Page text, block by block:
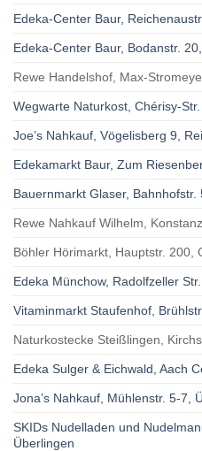
Edeka-Center Baur,
Edeka-Center Baur, Bodanstr.
Rewe Handelshof, Max-
Wegwarte Naturkost, Chérisy-
Joe’s Nahkauf, Vögelisberg 9,
Edekamarkt Baur, Zum
Bauernmarkt Glaser, Bahnhofstr.
Rewe Nahkauf Wilhelm,
Böhler Hörimarkt, Hauptstr. 200,
Edeka Münchow, Radolfzeller
Vitaminmarkt Staufenhof,
Naturkostecke Steißlingen,
Edeka Sulger & Eichwald, Aach
Jona’s Nahkauf, Mühlenstr. 5-7,
SKIDs Nudelladen und
Überlingen